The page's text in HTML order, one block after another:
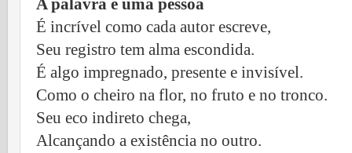
A palavra é uma pessoa
É incrível como cada autor escreve,
Seu registro tem alma escondida.
É algo impregnado, presente e invisível.
Como o cheiro na flor, no fruto e no tronco.
Seu eco indireto chega,
Alcançando a existência no outro.